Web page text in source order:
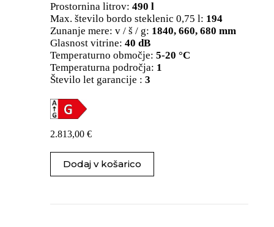
Prostornina litrov: 490 l
Max. število bordo steklenic 0,75 l: 194
Zunanje mere: v / š / g: 1840, 660, 680 mm
Glasnost vitrine: 40 dB
Temperaturno območje: 5-20 °C
Temperaturna področja: 1
Število let garancije : 3
2.813,00 €
Dodaj v košarico